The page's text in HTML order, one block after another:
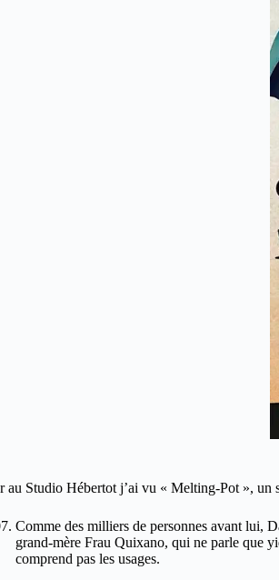
au Studio Hébertot j’ai vu « Melting-Pot », un
Comme des milliers de personnes avant lui,
grand-mère Frau Quixano, qui ne parle que
comprend pas les usages.